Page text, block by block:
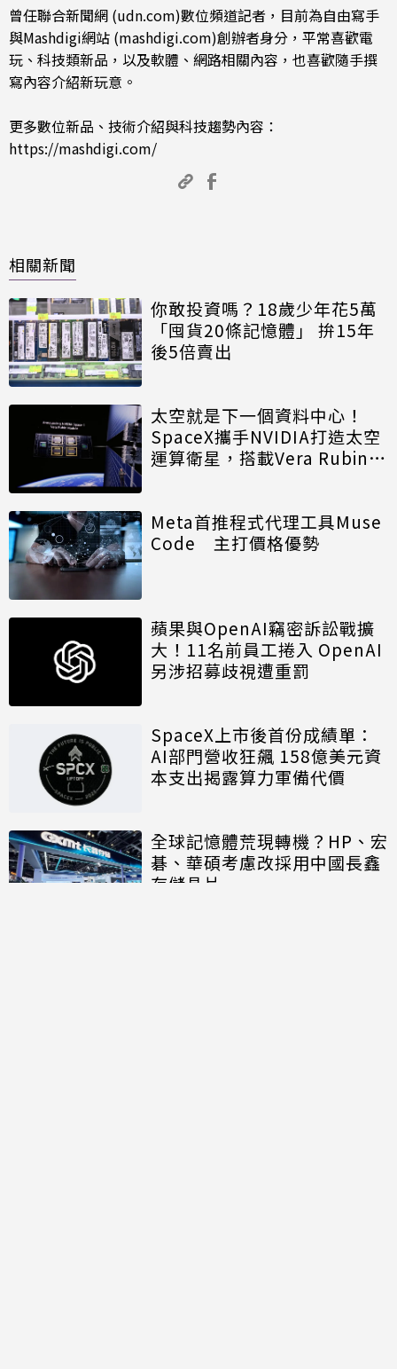
曾任聯合新聞網 (udn.com)數位頻道記者，目前為自由寫手
與Mashdigi網站 (mashdigi.com)創辦者身分，平常喜歡電
玩、科技類新品，以及軟體、網路相關內容，也喜歡隨手撰
寫內容介紹新玩意。
更多數位新品、技術介紹與科技趨勢內容：
https://mashdigi.com/
相關新聞
你敢投資嗎？18歲少年花5萬
「囤貨20條記憶體」 拚15年
後5倍賣出
太空就是下一個資料中心！
SpaceX攜手NVIDIA打造太空
運算衛星，搭載Vera Rubin運
Meta首推程式代理工具Muse
Code 主打價格優勢
蘋果與OpenAI竊密訴訟戰擴
大！11名前員工捲入 OpenAI
另涉招募歧視遭重罰
SpaceX上市後首份成績單：
AI部門營收狂飆 158億美元資
本支出揭露算力軍備代價
全球記憶體荒現轉機？HP、宏
碁、華碩考慮改採用中國長鑫
存儲晶片